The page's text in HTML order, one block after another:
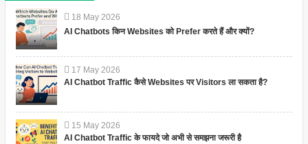
18 May 2026
AI Chatbots किन Websites को Prefer करते हैं और क्यों?
17 May 2026
AI Chatbot Traffic कैसे Websites पर Visitors ला सकता है?
15 May 2026
AI Chatbot Traffic के फायदे जो अभी से समझना जरूरी है